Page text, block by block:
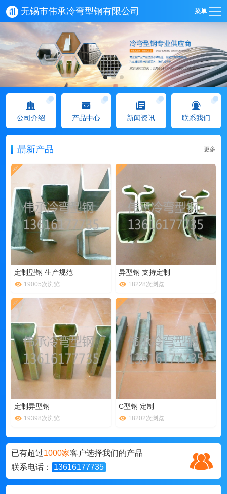
无锡市伟承冷弯型钢有限公司 菜单
公司介绍 产品中心 新闻资讯 联系我们
朂新产品 更多
定制型钢 生产规范
19005次浏览
异型钢 支持定制
18228次浏览
定制异型钢
19398次浏览
C型钢 定制
18202次浏览
已有超过1000家客户选择我们的产品
联系电话：
13616177735